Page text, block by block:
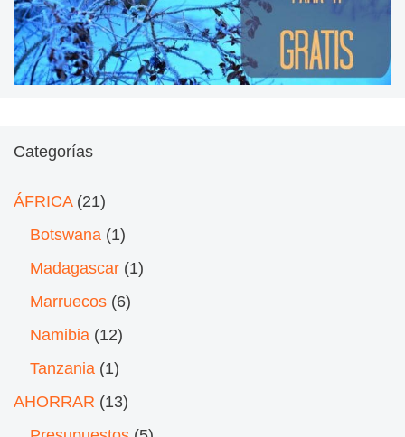
Categorías
ÁFRICA(21)
Botswana (1)
Madagascar (1)
Marruecos (6)
Namibia (12)
Tanzania (1)
AHORRAR (13)